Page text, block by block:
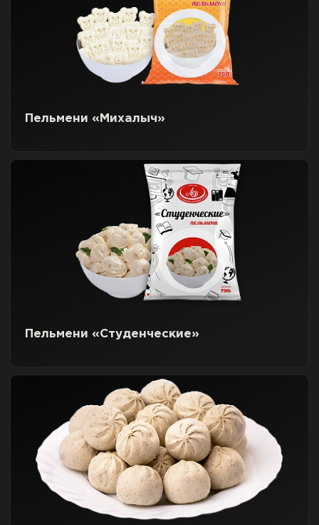
Пельмени «Михалыч»
Пельмени «Студенческие»